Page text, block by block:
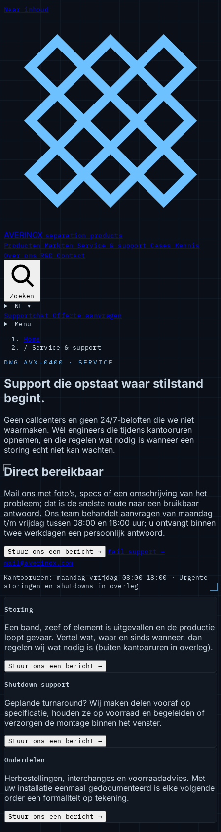
Naar inhoud
AVERINOX separation products
Producten Markten Service & support Cases Kennis
Over ons R&D Contact
Zoeken
NL ▾
SupportchatOfferte aanvragen
Menu
Home
/ Service & support
DWG AVX-0400 · SERVICE
Support die opstaat waar stilstand
begint.
Geen callcenters en geen 24/7-beloften die we niet
waarmaken. Wél engineers die tijdens kantooruren
opnemen, en die regelen wat nodig is wanneer een
storing echt niet kan wachten.
Direct bereikbaar
Mail ons met foto’s, specs of een omschrijving van het
probleem; dat is de snelste route naar een bruikbaar
antwoord. Ons team behandelt aanvragen van maandag
t/m vrijdag tussen 08:00 en 18:00 uur; u ontvangt binnen
twee werkdagen een persoonlijk antwoord.
Stuur ons een bericht →
Mail support →
mail@averinox.com
Kantooruren: maandag–vrijdag 08:00–18:00 · Urgente
storingen en shutdowns in overleg
Storing
Een band, zeef of element is uitgevallen en de productie
loopt gevaar. Vertel wat, waar en sinds wanneer, dan
regelen wij wat nodig is (buiten kantooruren in overleg).
Stuur ons een bericht →
Shutdown-support
Geplande turnaround? Wij maken delen vooraf op
specificatie, houden ze op voorraad en begeleiden of
verzorgen de montage binnen het venster.
Stuur ons een bericht →
Onderdelen
Herbestellingen, interchanges en voorraadadvies. Met
uw installatie eenmaal gedocumenteerd is elke volgende
order een formaliteit op tekening.
Stuur ons een bericht →